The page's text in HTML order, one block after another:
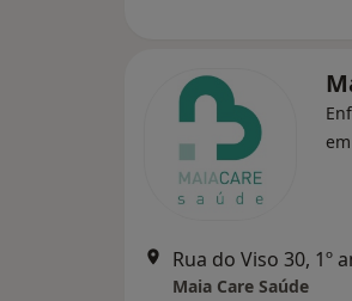
Rua do Viso 30, 1º
Maia Care Saúde